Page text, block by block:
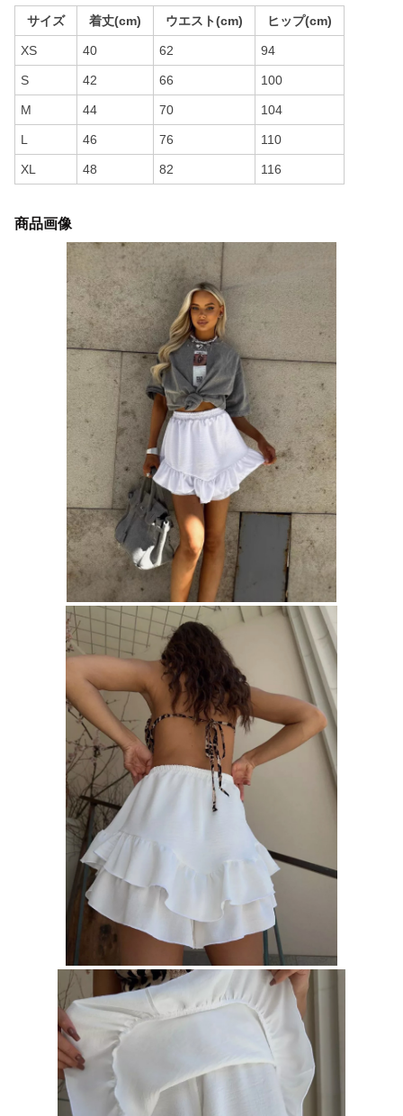
サイズ 着丈(cm) ウエスト(cm) ヒップ(cm)
XS 40 62 94
S 42 66 100
M 44 70 104
L 46 76 110
XL 48 82 116
商品画像